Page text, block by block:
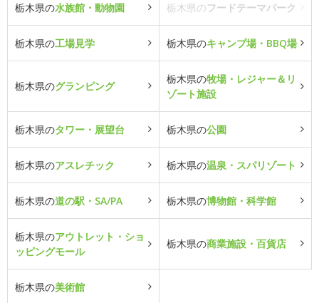
栃木県の水族館・動物園 栃木県のフードテーマパーク
栃木県の工場見学 栃木県のキャンプ場・BBQ場
栃木県のグランピング
栃木県の牧場・レジャー＆リ
ゾート施設
栃木県のタワー・展望台 栃木県の公園
栃木県のアスレチック 栃木県の温泉・スパリゾート
栃木県の道の駅・SA/PA 栃木県の博物館・科学館
栃木県のアウトレット・ショ
ッピングモール
栃木県の商業施設・百貨店
栃木県の美術館